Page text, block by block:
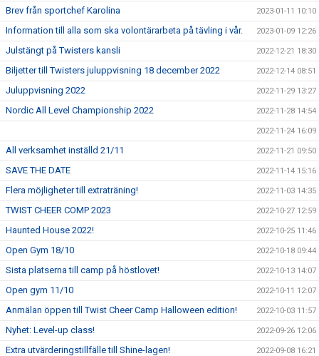
Brev från sportchef Karolina 2023-01-11 10:10
Information till alla som ska volontärarbeta på tävling i vår. 2023-01-09 12:26
Julstängt på Twisters kansli 2022-12-21 18:30
Biljetter till Twisters juluppvisning 18 december 2022 2022-12-14 08:51
Juluppvisning 2022 2022-11-29 13:27
Nordic All Level Championship 2022 2022-11-28 14:54
2022-11-24 16:09
All verksamhet inställd 21/11 2022-11-21 09:50
SAVE THE DATE 2022-11-14 15:16
Flera möjligheter till extraträning! 2022-11-03 14:35
TWIST CHEER COMP 2023 2022-10-27 12:59
Haunted House 2022! 2022-10-25 11:46
Open Gym 18/10 2022-10-18 09:44
Sista platserna till camp på höstlovet! 2022-10-13 14:07
Open gym 11/10 2022-10-11 12:07
Anmälan öppen till Twist Cheer Camp Halloween edition! 2022-10-03 11:57
Nyhet: Level-up class! 2022-09-26 12:06
Extra utvärderingstillfälle till Shine-lagen! 2022-09-08 16:21